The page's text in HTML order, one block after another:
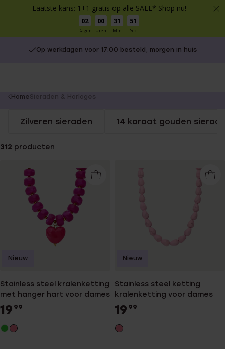
Laatste kans: 1+1 gratis op alle SALE* Shop nu!
02
Dagen
00
Uren
31
Min
51
Sec
Op werkdagen voor 17:00 besteld, morgen in huis
You
here:
HomeSieraden & Horloges
Zilveren sieraden 14 karaat gouden
312 producten
Stainless steel kralenketting
met hanger hart voor dames
19 99
Nieuw
Stainless steel ketting
kralenketting voor dames
19 99
Nieuw